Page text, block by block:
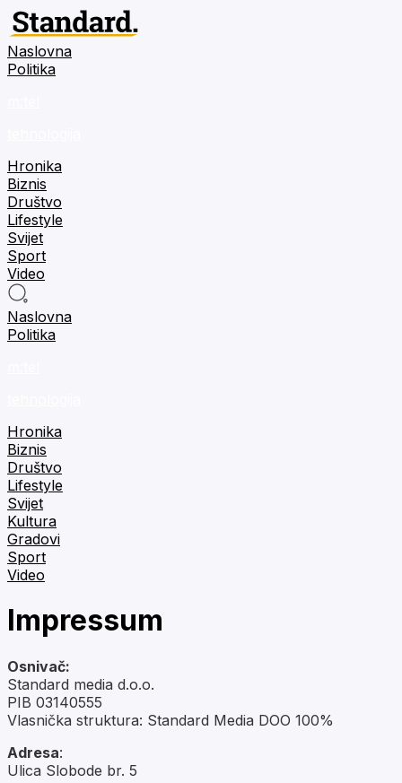
Naslovna
Politika
Hronika
Biznis
Društvo
Lifestyle
Svijet
Sport
Video
Naslovna
Politika
Hronika
Biznis
Društvo
Lifestyle
Svijet
Kultura
Gradovi
Sport
Video
Impressum
Osnivač:
Standard media d.o.o.
PIB 03140555
Vlasnička struktura: Standard Media DOO 100%
Adresa:
Ulica Slobode br. 5